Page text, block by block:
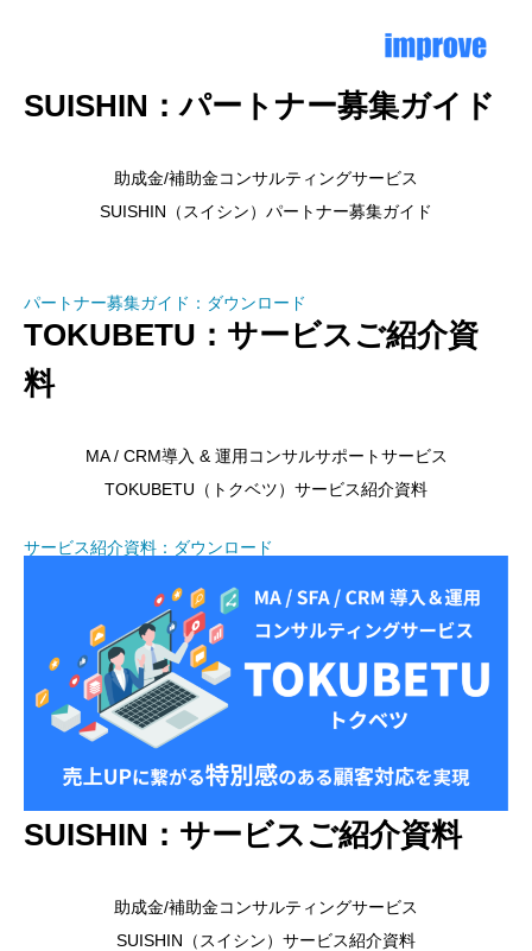
SUISHIN：パートナー募集ガイド
助成金/補助金コンサルティングサービス
SUISHIN（スイシン）パートナー募集ガイド
パートナー募集ガイド：ダウンロード
TOKUBETU：サービスご紹介資
料
MA / CRM導入 & 運用コンサルサポートサービス
TOKUBETU（トクベツ）サービス紹介資料
サービス紹介資料：ダウンロード
SUISHIN：サービスご紹介資料
助成金/補助金コンサルティングサービス
SUISHIN（スイシン）サービス紹介資料